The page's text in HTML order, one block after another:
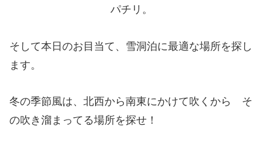
パチリ。
そして本日のお目当て、雪洞泊に最適な場所を探し
ます。
冬の季節風は、北西から南東にかけて吹くから そ
の吹き溜まってる場所を探せ！